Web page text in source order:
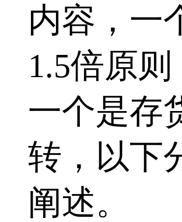
内容，一
1.5倍原则
一个是存
转，以下
阐述。